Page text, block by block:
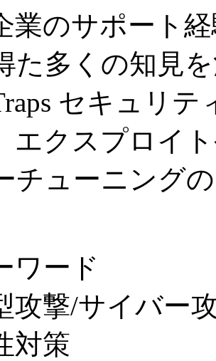
業のサポート
た多くの知見
セキュリ
エクスプロイ
チューニング
ワード
攻撃/サイバー
対策